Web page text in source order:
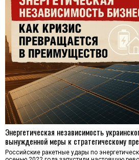
Энергетическая независимость
вынужденной меры к стратегическому
Российские ракетные удары по